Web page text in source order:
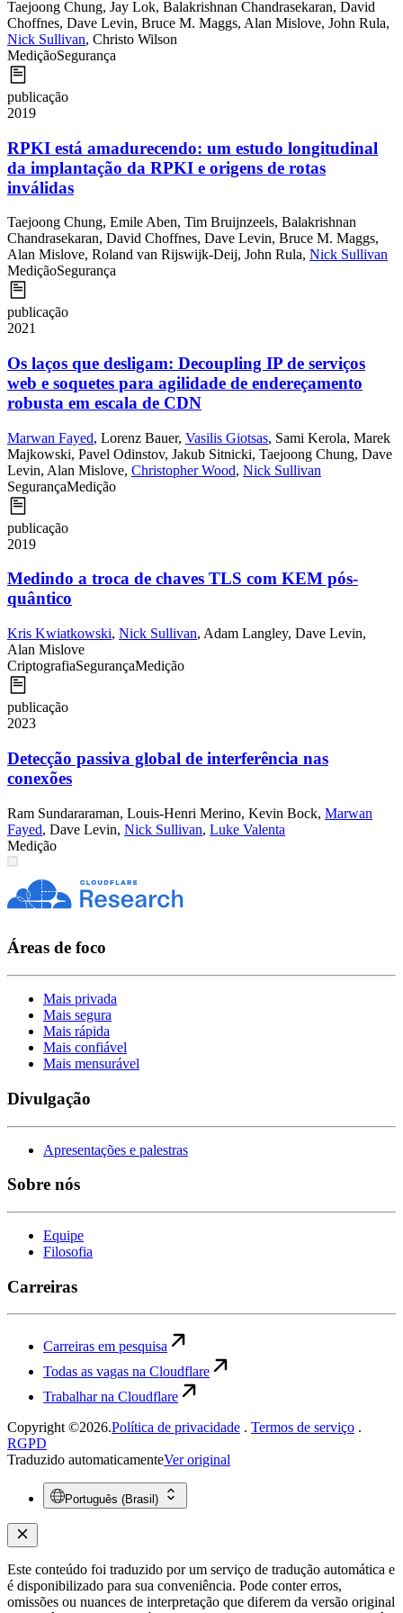
Taejoong Chung, Jay Lok, Balakrishnan Chandrasekaran, David
Choffnes, Dave Levin, Bruce M. Maggs, Alan Mislove, John Rula,
Nick Sullivan, Christo Wilson
MediçãoSegurança
publicação
2019
RPKI está amadurecendo: um estudo longitudinal
da implantação da RPKI e origens de rotas
inválidas
Taejoong Chung, Emile Aben, Tim Bruijnzeels, Balakrishnan
Chandrasekaran, David Choffnes, Dave Levin, Bruce M. Maggs,
Alan Mislove, Roland van Rijswijk-Deij, John Rula, Nick Sullivan
MediçãoSegurança
publicação
2021
Os laços que desligam: Decoupling IP de serviços
web e soquetes para agilidade de endereçamento
robusta em escala de CDN
Marwan Fayed, Lorenz Bauer, Vasilis Giotsas, Sami Kerola, Marek
Majkowski, Pavel Odinstov, Jakub Sitnicki, Taejoong Chung, Dave
Levin, Alan Mislove, Christopher Wood, Nick Sullivan
SegurançaMedição
publicação
2019
Medindo a troca de chaves TLS com KEM pós-
quântico
Kris Kwiatkowski, Nick Sullivan, Adam Langley, Dave Levin,
Alan Mislove
CriptografiaSegurançaMedição
publicação
2023
Detecção passiva global de interferência nas
conexões
Ram Sundararaman, Louis-Henri Merino, Kevin Bock, Marwan
Fayed, Dave Levin, Nick Sullivan, Luke Valenta
Medição
Áreas de foco
Mais privada
Mais segura
Mais rápida
Mais confiável
Mais mensurável
Divulgação
Apresentações e palestras
Sobre nós
Equipe
Filosofia
Carreiras
Carreiras em pesquisa
Todas as vagas na Cloudflare
Trabalhar na Cloudflare
Copyright ©2026.Política de privacidade . Termos de serviço .
RGPD
Traduzido automaticamenteVer original
Português (Brasil)
Este conteúdo foi traduzido por um serviço de tradução automática e
é disponibilizado para sua conveniência. Pode conter erros,
omissões ou nuances de interpretação que diferem da versão original